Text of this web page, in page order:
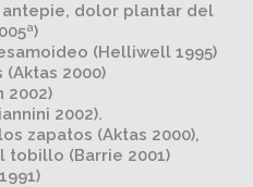
dolor plantar del
(Helliwell 1995)
2000)
2002)
2002).
zapatos (Aktas 2000),
(Barrie 2001)